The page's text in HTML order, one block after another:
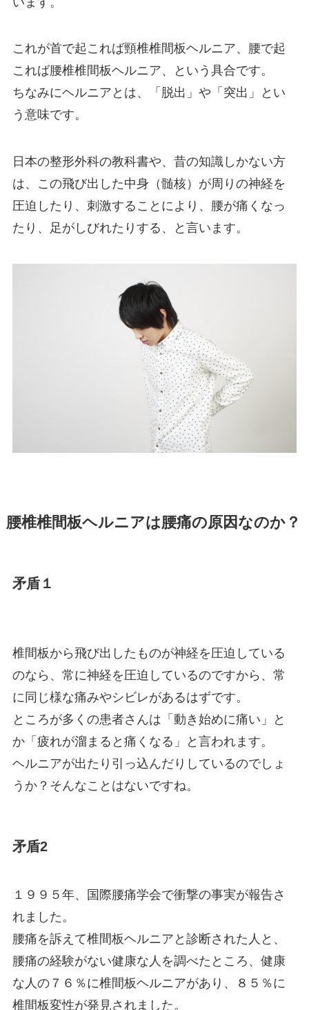
これが首で起これば頸椎椎間板ヘルニア、腰で起
これば腰椎椎間板ヘルニア、という具合です。
ちなみにヘルニアとは、「脱出」や「突出」とい
う意味です。
日本の整形外科の教科書や、昔の知識しかない方
は、この飛び出した中身（髄核）が周りの神経を
圧迫したり、刺激することにより、腰が痛くなっ
たり、足がしびれたりする、と言います。
腰椎椎間板ヘルニアは腰痛の原因なのか？
矛盾１
椎間板から飛び出したものが神経を圧迫している
のなら、常に神経を圧迫しているのですから、常
に同じ様な痛みやシビレがあるはずです。
ところが多くの患者さんは「動き始めに痛い」と
か「疲れが溜まると痛くなる」と言われます。
ヘルニアが出たり引っ込んだりしているのでしょ
うか？そんなことはないですね。
矛盾2
１９９５年、国際腰痛学会で衝撃の事実が報告さ
れました。
腰痛を訴えて椎間板ヘルニアと診断された人と、
腰痛の経験がない健康な人を調べたところ、健康
な人の７６％に椎間板ヘルニアがあり、８５％に
椎間板変性が発見されました。